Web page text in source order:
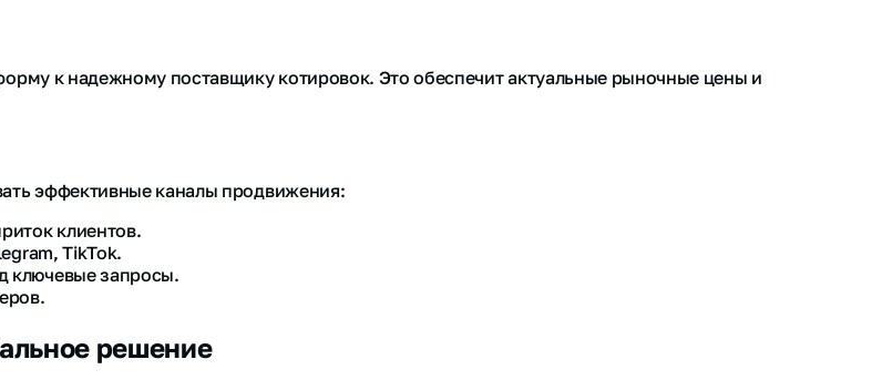
к надежному поставщику котировок. Это обеспечит актуальные рыночные цены и
эффективные каналы продвижения:
клиентов.
TikTok.
ключевые запросы.
решение